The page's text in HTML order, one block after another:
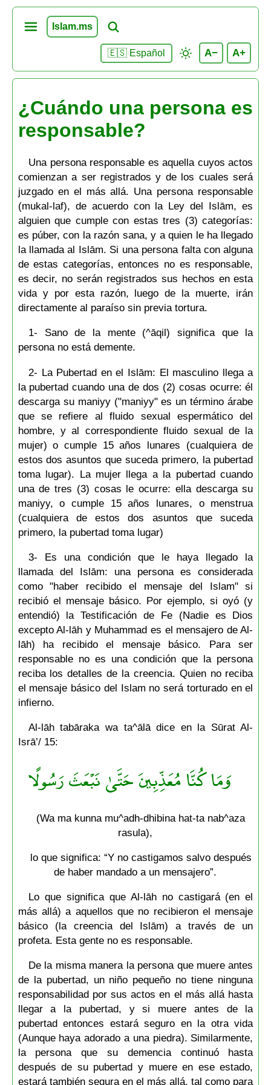
Islam.ms
🇪🇸 Español A− A+
¿Cuándo una persona es
responsable?
Una persona responsable es aquella cuyos actos
comienzan a ser registrados y de los cuales será
juzgado en el más allá. Una persona responsable
(mukal-laf), de acuerdo con la Ley del Islām, es
alguien que cumple con estas tres (3) categorías:
es púber, con la razón sana, y a quien le ha llegado
la llamada al Islām. Si una persona falta con alguna
de estas categorías, entonces no es responsable,
es decir, no serán registrados sus hechos en esta
vida y por esta razón, luego de la muerte, irán
directamente al paraíso sin previa tortura.
1- Sano de la mente (^āqil) significa que la
persona no está demente.
2- La Pubertad en el Islām: El masculino llega a
la pubertad cuando una de dos (2) cosas ocurre: él
descarga su maniyy ("maniyy" es un término árabe
que se refiere al fluido sexual espermático del
hombre, y al correspondiente fluido sexual de la
mujer) o cumple 15 años lunares (cualquiera de
estos dos asuntos que suceda primero, la pubertad
toma lugar). La mujer llega a la pubertad cuando
una de tres (3) cosas le ocurre: ella descarga su
maniyy, o cumple 15 años lunares, o menstrua
(cualquiera de estos dos asuntos que suceda
primero, la pubertad toma lugar)
3- Es una condición que le haya llegado la
llamada del Islām: una persona es considerada
como "haber recibido el mensaje del Islam" si
recibió el mensaje básico. Por ejemplo, si oyó (y
entendió) la Testificación de Fe (Nadie es Dios
excepto Al-lāh y Muhammad es el mensajero de Al-
lāh) ha recibido el mensaje básico. Para ser
responsable no es una condición que la persona
reciba los detalles de la creencia. Quien no reciba
el mensaje básico del Islam no será torturado en el
infierno.
Al-lāh tabāraka wa ta^ālā dice en la Sūrat Al-
Isrā’/ 15:
وَمَا كُنَّا مُعَذِّبِينَ حَتَّىٰ نَبْعَثَ رَسُولًا
(Wa ma kunna mu^adh-dhibina hat-ta nab^aza
rasula),
lo que significa: “Y no castigamos salvo después
de haber mandado a un mensajero”.
Lo que significa que Al-lāh no castigará (en el
más allá) a aquellos que no recibieron el mensaje
básico (la creencia del Islām) a través de un
profeta. Esta gente no es responsable.
De la misma manera la persona que muere antes
de la pubertad, un niño pequeño no tiene ninguna
responsabilidad por sus actos en el más allá hasta
llegar a la pubertad, y si muere antes de la
pubertad entonces estará seguro en la otra vida
(Aunque haya adorado a una piedra). Similarmente,
la persona que su demencia continuó hasta
después de su pubertad y muere en ese estado,
estará también segura en el más allá. tal como para